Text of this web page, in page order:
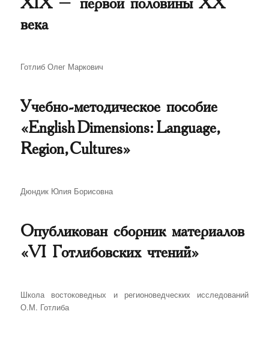
XIX – первой половины XX
века
Автор
Готлиб Олег Маркович
Учебно-методическое пособие
«English Dimensions: Language,
Region, Cultures»
Автор
Дюндик Юлия Борисовна
Опубликован сборник материалов
«VI Готлибовских чтений»
Автор
Школа востоковедных и регионоведческих исследований
О.М. Готлиба